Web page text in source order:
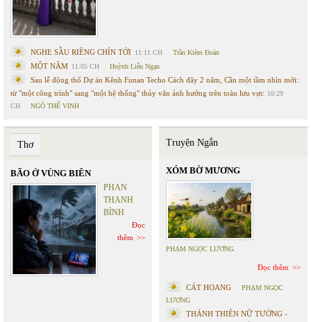
NGHE SẦU RIÊNG CHÍN TỚI 11:11 CH Trần Kiêm Đoàn
MỘT NĂM 11:05 CH Huỳnh Liễu Ngạn
Sau lễ động thổ Dự án Kênh Funan Techo Cách đây 2 năm, Cần một tầm nhìn mới:
từ "một công trình" sang "một hệ thống" thủy văn ảnh hưởng trên toàn lưu vực 10:29
CH
NGÔ THẾ VINH
Thơ
BÃO Ở VÙNG BIÊN
PHAN
THANH
BÌNH
Đọc
thêm
Truyện Ngắn
XÓM BỜ MƯƠNG
PHẠM NGỌC LƯƠNG
Đọc thêm
CÁT HOANG
PHẠM NGỌC
LƯƠNG
THÁNH THIÊN NỮ TƯỚNG -